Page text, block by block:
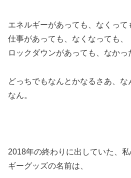
エネルギーがあっても、なくって
仕事があっても、なくなっても、
ロックダウンがあっても、なかっ
どっちでもなんとかなるさあ、
なん。
2018年の終わりに出していた、
ギーグッズの名前は、